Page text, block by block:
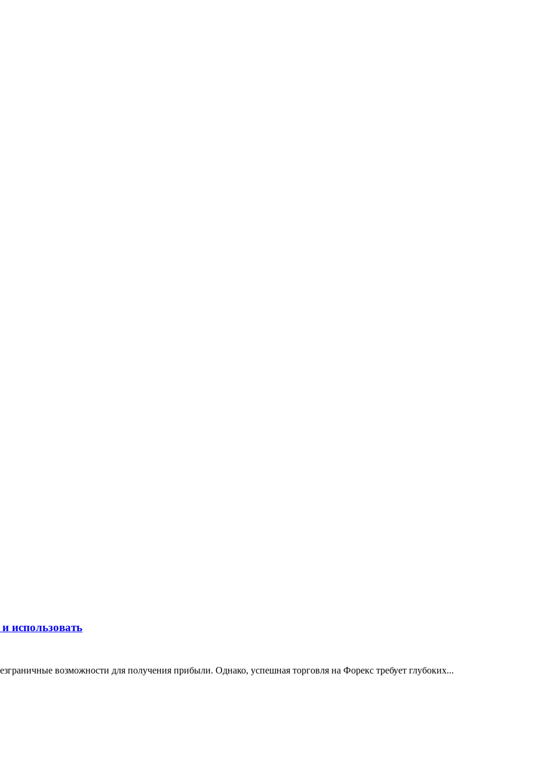
использовать
возможности для получения прибыли. Однако, успешная торговля на Форекс требует глубоких...